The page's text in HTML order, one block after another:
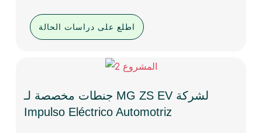
اطلع على دراسات الحالة
جنطات مخصصة لـ MG ZS EV لشركة
Impulso Eléctrico Automotriz